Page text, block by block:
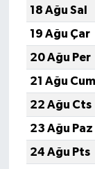
18 Ağu Sal
19 Ağu Çar
20 Ağu Per
21 Ağu Cum
22 Ağu Cts
23 Ağu Paz
24 Ağu Pts